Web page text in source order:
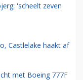
'scheelt zeven
Castlelake haakt af
met Boeing 777F